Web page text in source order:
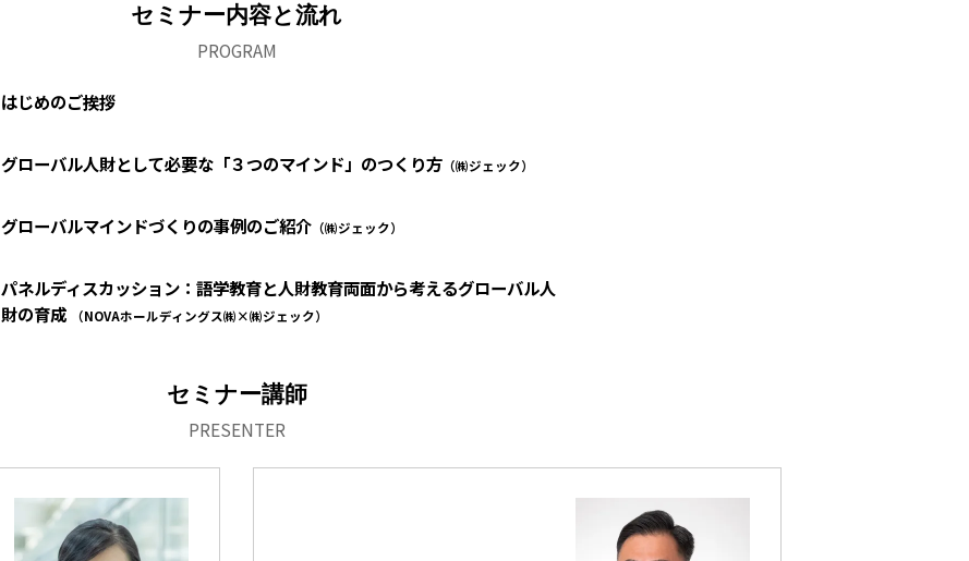
セミナー内容と流れ
PROGRAM
はじめのご挨拶
グローバル人財として必要な「３つのマインド」のつくり方（㈱ジェック）
グローバルマインドづくりの事例のご紹介（㈱ジェック）
パネルディスカッション：語学教育と人財教育両面から考えるグローバル人
財の育成
（NOVAホールディングス㈱×㈱ジェック）
セミナー講師
PRESENTER